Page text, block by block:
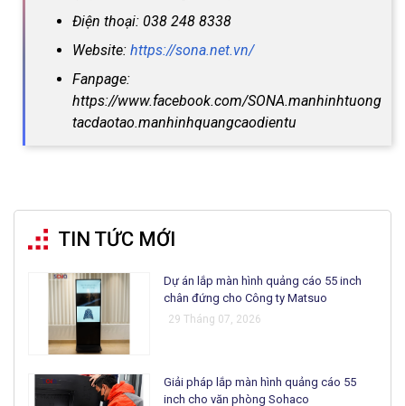
Điện thoại: 038 248 8338
Website: https://sona.net.vn/
Fanpage:
https://www.facebook.com/SONA.manhinhtuong
tacdaotao.manhinhquangcaodientu
TIN TỨC MỚI
Dự án lắp màn hình quảng cáo 55 inch
chân đứng cho Công ty Matsuo
29 Tháng 07, 2026
Giải pháp lắp màn hình quảng cáo 55
inch cho văn phòng Sohaco